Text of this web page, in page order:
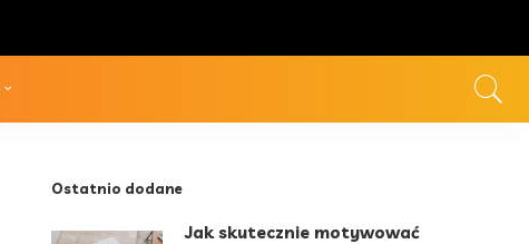
Ostatnio dodane
Jak skutecznie motywować